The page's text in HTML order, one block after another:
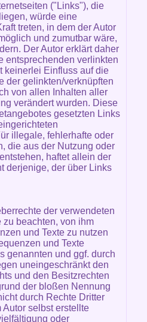
("Links"), die
würde eine
treten, in dem der Autor
und zumutbar wäre,
Der Autor erklärt daher
entsprechenden verlinkten
keinerlei Einfluss auf die
der gelinkten/verknüpften
von allen Inhalten aller
verändert wurden. Diese
gesetzten Links
illegale, fehlerhafte oder
die aus der Nutzung oder
haftet allein der
derjenige, der über Links
der verwendeten
zu beachten, von ihm
und Texte zu nutzen
und Texte
genannten und ggf. durch
uneingeschränkt den
und den Besitzrechten
der bloßen Nennung
durch Rechte Dritter
selbst erstellte
oder